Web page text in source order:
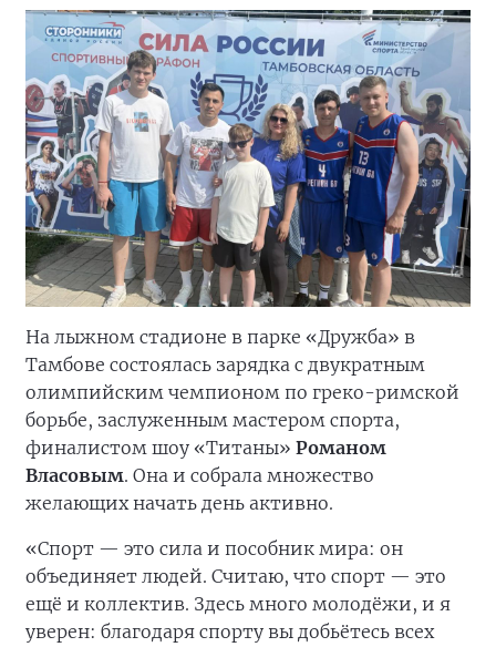
На лыжном стадионе в парке «Дружба» в
Тамбове состоялась зарядка с двукратным
олимпийским чемпионом по греко-римской
борьбе, заслуженным мастером спорта,
финалистом шоу «Титаны» Романом
Власовым. Она и собрала множество
желающих начать день активно.
«Спорт — это сила и пособник мира: он
объединяет людей. Считаю, что спорт — это
ещё и коллектив. Здесь много молодёжи, и я
уверен: благодаря спорту вы добьётесь всех